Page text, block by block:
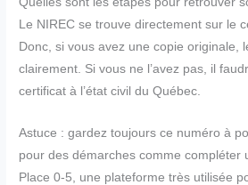
Le NIREC se trouve directement sur le
Donc, si vous avez une copie originale,
clairement. Si vous ne l’avez pas, il
certificat à l’état civil du Québec.
Astuce : gardez toujours ce numéro à
pour des démarches comme compléter
Place 0-5, une plateforme très utilisée